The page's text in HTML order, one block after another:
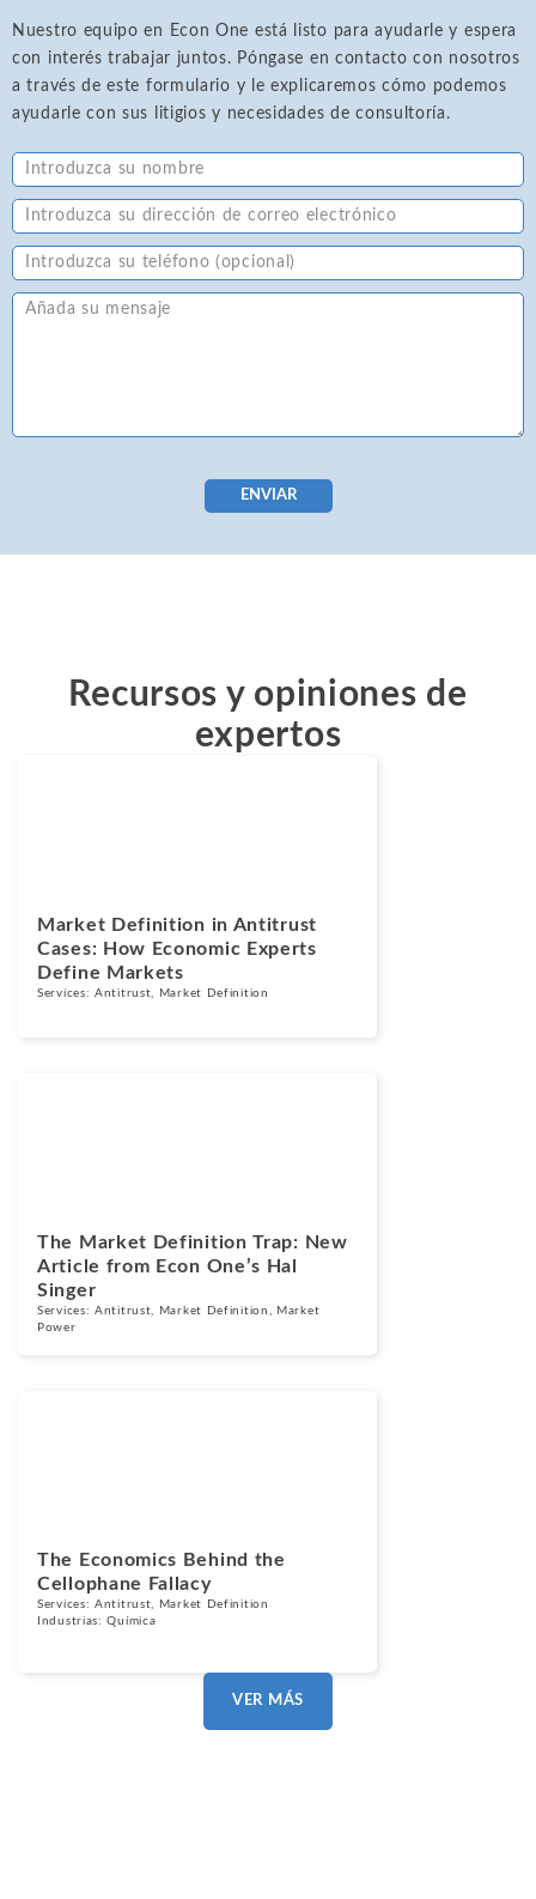
Nuestro equipo en Econ One está listo para ayudarle y espera
con interés trabajar juntos. Póngase en contacto con nosotros
a través de este formulario y le explicaremos cómo podemos
ayudarle con sus litigios y necesidades de consultoría.
ENVIAR
Recursos y opiniones de
expertos
Market Definition in Antitrust
Cases: How Economic Experts
Define Markets
Services:Antitrust Market Definition
The Market Definition Trap: New
Article from Econ One’s Hal
Singer
Services:Antitrust Market Definition
Market
Power
The Economics Behind the
Cellophane Fallacy
Services:Antitrust
Market Definition
Industrias:Química
VER MÁS